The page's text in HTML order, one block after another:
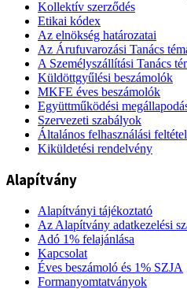
Kollektív szerződés
Etikai kódex
Az elnökség határozatai
Az Árufuvarozási Tanács
A Személyszállítási Tanács
Küldöttgyűlési beszámolók
MKFE éves beszámolók
Együttműködési
Szervezeti szabályok
Általános felhasználási
Kiküldetési rendelvény
Alapítvány
Alapítványi tájékoztató
Az Alapítvány adatkezelési
Adó 1% felajánlása
Kapcsolat
Éves beszámoló és 1% SZJA
Formanyomtatványok